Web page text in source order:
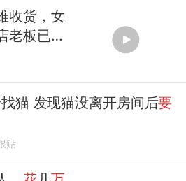
收货，女
老板已退
猫 发现猫没离开房间后要
贴